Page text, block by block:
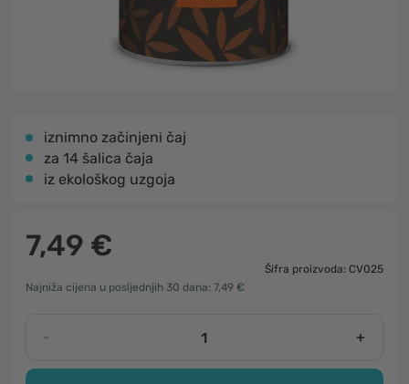
iznimno začinjeni čaj
za 14 šalica čaja
iz ekološkog uzgoja
7,49 €
Šifra proizvoda: CV025
Najniža cijena u posljednjih 30 dana: 7,49 €
- +